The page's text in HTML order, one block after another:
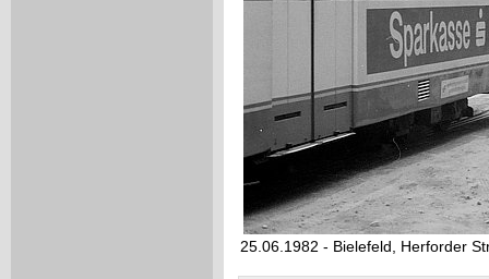
25.06.1982 - Bielefeld, Herforder